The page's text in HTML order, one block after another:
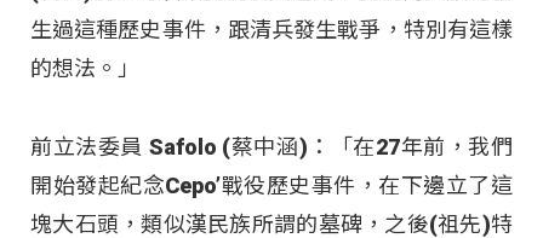
生過這種歷史事件，跟清兵發生戰爭，特別有這樣
的想法。」
前立法委員 Safolo (蔡中涵)：「在27年前，我們
開始發起紀念Cepo’戰役歷史事件，在下邊立了這
塊大石頭，類似漢民族所謂的墓碑，之後(祖先)特